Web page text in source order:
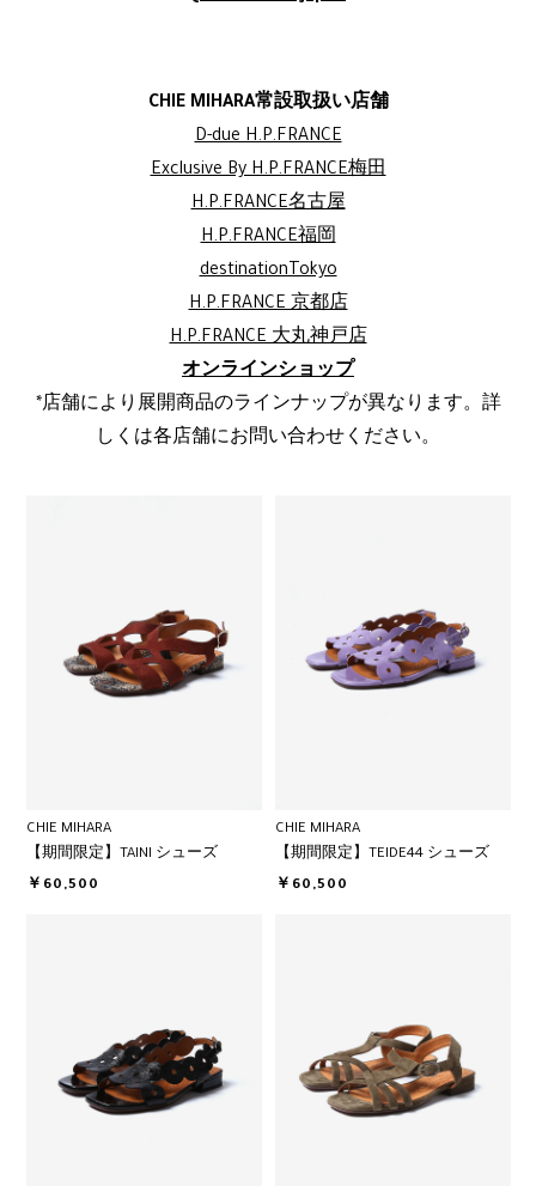
CHIE MIHARA常設取扱い店舗
D-due H.P.FRANCE
Exclusive By H.P.FRANCE梅田
H.P.FRANCE名古屋
H.P.FRANCE福岡
destinationTokyo
H.P.FRANCE 京都店
H.P.FRANCE 大丸神戸店
オンラインショップ
*店舗により展開商品のラインナップが異なります。詳
しくは各店舗にお問い合わせください。
CHIE MIHARA
【期間限定】TAINI シューズ
￥60,500
CHIE MIHARA
【期間限定】TEIDE44 シューズ
￥60,500